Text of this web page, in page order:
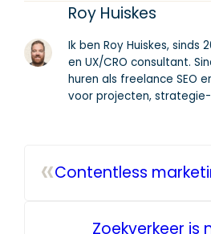
Roy Huiskes
Ik ben Roy Huiskes, sinds
en UX/CRO consultant.
huren als freelance SEO
voor projecten,
«Contentless
Zoekverkeer is